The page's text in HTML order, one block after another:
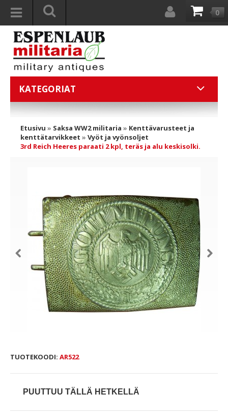
0
KATEGORIAT
Etusivu » Saksa WW2 militaria » Kenttävarusteet ja
kenttätarvikkeet » Vyöt ja vyönsoljet
3rd Reich Heeres paraati 2 kpl, teräs ja alu keskisolki.
TUOTEKOODI: AR522
PUUTTUU TÄLLÄ HETKELLÄ